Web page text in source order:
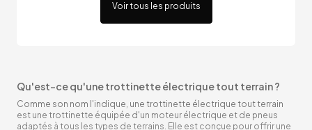
Voir tous les produits
Qu'est-ce qu'une trottinette électrique tout terrain ?
Comme son nom l'indique, une trottinette électrique tout terrain
est une trottinette équipée d'un moteur électrique et de pneus
adaptés à tous les types de terrains. Elle est conçue pour offrir une